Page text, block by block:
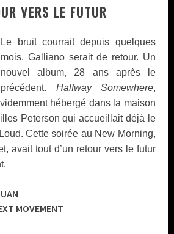
VERS LE FUTUR
Le bruit courrait depuis quelques
mois. Galliano serait de retour. Un
nouvel album, 28 ans après le
précédent. Halfway Somewhere,
hébergé dans la maison
Peterson qui accueillait déjà le
Cette soirée au New Morning,
avait tout d’un retour vers le futur
JUAN
MOVEMENT